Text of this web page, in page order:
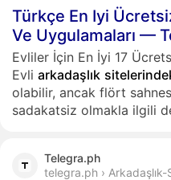
Türkçe En Iyi
Ve Uygulamaları —
Evliler İçin En İyi 17
Evli arkadaşlık
olabilir, ancak flört
sadakatsiz olmakla ilgili
Telegra.ph
telegra.ph › Arkadaşlık-